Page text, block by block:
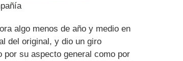
algo menos de año y medio en
del original, y dio un giro
su aspecto general como por